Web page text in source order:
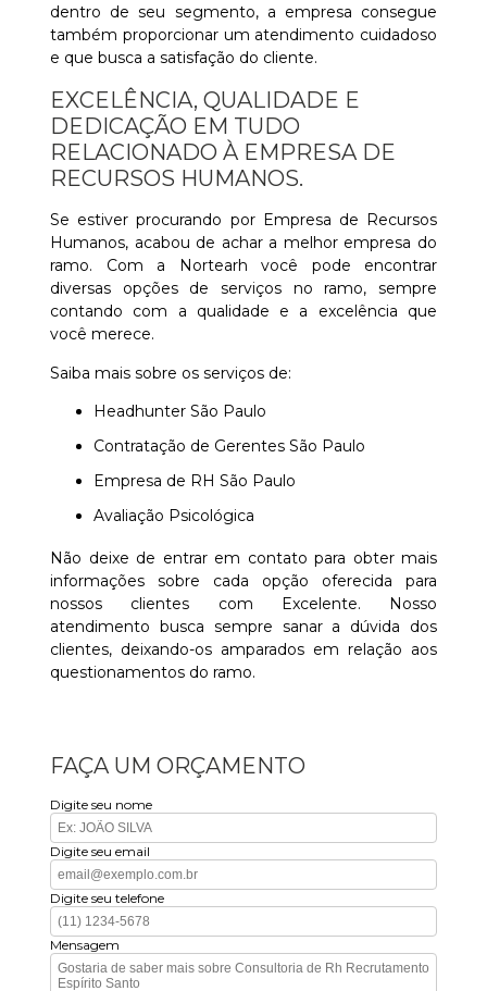
dentro de seu segmento, a empresa consegue
também proporcionar um atendimento cuidadoso
e que busca a satisfação do cliente.
EXCELÊNCIA, QUALIDADE E
DEDICAÇÃO EM TUDO
RELACIONADO À EMPRESA DE
RECURSOS HUMANOS.
Se estiver procurando por Empresa de Recursos
Humanos, acabou de achar a melhor empresa do
ramo. Com a Nortearh você pode encontrar
diversas opções de serviços no ramo, sempre
contando com a qualidade e a excelência que
você merece.
Saiba mais sobre os serviços de:
Headhunter São Paulo
Contratação de Gerentes São Paulo
Empresa de RH São Paulo
Avaliação Psicológica
Não deixe de entrar em contato para obter mais
informações sobre cada opção oferecida para
nossos clientes com Excelente. Nosso
atendimento busca sempre sanar a dúvida dos
clientes, deixando-os amparados em relação aos
questionamentos do ramo.
FAÇA UM ORÇAMENTO
Digite seu nome
Digite seu email
Digite seu telefone
Mensagem